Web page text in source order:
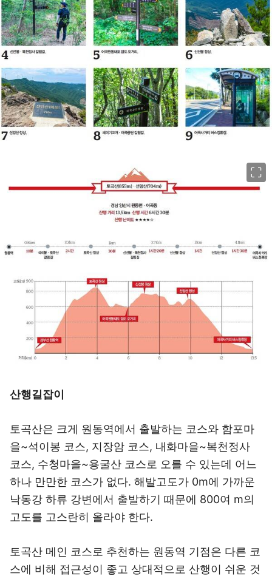
산행길잡이
토곡산은 크게 원동역에서 출발하는 코스와 함포마
을~석이봉 코스, 지장암 코스, 내화마을~복천정사
코스, 수청마을~용굴산 코스로 오를 수 있는데 어느
하나 만만한 코스가 없다. 해발고도가 0m에 가까운
낙동강 하류 강변에서 출발하기 때문에 800여 m의
고도를 고스란히 올라야 한다.
토곡산 메인 코스로 추천하는 원동역 기점은 다른 코
스에 비해 접근성이 좋고 상대적으로 산행이 쉬운 것